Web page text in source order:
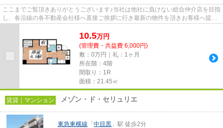
ここまでご覧頂きありがとうございます♪当社は他社に負けない総合仲介店を目指
し、各沿線の各不動産会社様へ直接ご挨拶に行き最新の物件を頂きお客様へ提供
10.5万円
(管理費・共益費 6,000円)
敷：0万円｜礼：1ヶ月
所在階：4階
間取り：1R
面積：21.45㎡
賃貸｜マンション メゾン・ド・セリュリエ
東急東横線 「 中目黒 」駅 徒歩2分